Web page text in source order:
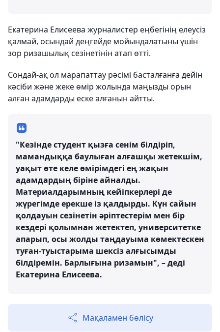
Екатерина Елисеева журналистер еңбегінің елеусіз
қалмай, осындай деңгейде мойындалатыны үшін
зор ризашылық сезінетінін атап өтті.
Сондай-ақ ол марапаттау рәсімі басталғанға дейін
кәсіби және жеке өмір жолында маңызды орын
алған адамдарды еске алғанын айтты.
"Кезінде студент қызға сенім білдіріп,
мамандыққа баулыған алғашқы жетекшім,
уақыт өте келе өмірімдегі ең жақын
адамдардың біріне айналды.
Материалдарымның кейіпкерлері де
жүрегімде ерекше із қалдырды. Күн сайын
қолдауын сезінетін әріптестерім мен бір
кездері қолымнан жетектеп, университетке
апарып, осы жолды таңдауыма көмектескен
туған-туыстарыма шексіз алғысымды
білдіремін. Барлығына ризамын", – деді
Екатерина Елисеева.
Мақаламен бөлісу